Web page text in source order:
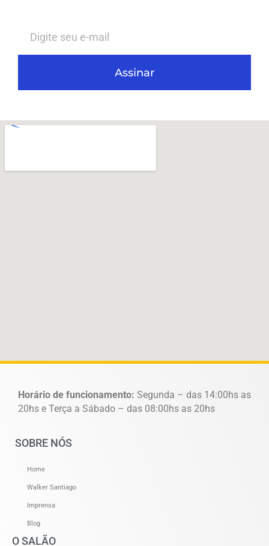
Assinar
Horário de funcionamento: Segunda – das 14:00hs as
20hs e Terça a Sábado – das 08:00hs as 20hs
SOBRE NÓS
Home
Walker Santiago
Imprensa
Blog
O SALÃO